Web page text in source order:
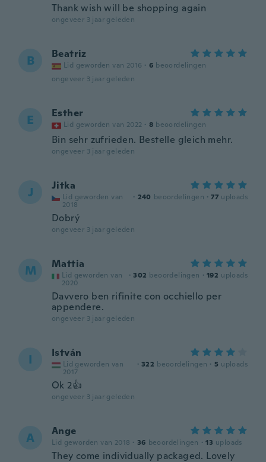
Thank wish will be shopping again
ongeveer 3 jaar geleden
B Beatriz
Lid geworden van 2016 · 6 beoordelingen
ongeveer 3 jaar geleden
E Esther
Lid geworden van 2022 · 8 beoordelingen
Bin sehr zufrieden. Bestelle gleich mehr.
ongeveer 3 jaar geleden
J Jitka
Lid geworden van
2018
· 240 beoordelingen · 77 uploads
Dobrý
ongeveer 3 jaar geleden
M Mattia
Lid geworden van
2020
· 302 beoordelingen · 192 uploads
Davvero ben rifinite con occhiello per
appendere.
ongeveer 3 jaar geleden
I István
Lid geworden van
2017
· 322 beoordelingen · 5 uploads
Ok 2👍
ongeveer 3 jaar geleden
A Ange
Lid geworden van 2018 · 36 beoordelingen · 13 uploads
They come individually packaged. Lovely